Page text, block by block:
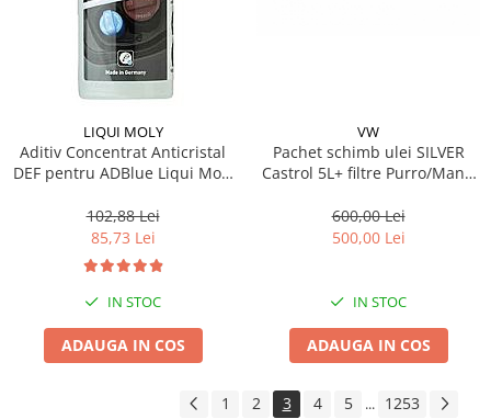
LIQUI MOLY
Aditiv Concentrat Anticristal
DEF pentru ADBlue Liqui Moly
102,88 Lei
85,73 Lei
IN STOC
ADAUGA IN COS
VW
Pachet schimb ulei SILVER
Castrol 5L+ filtre Purro/Mann
SKODA SEAT 1.9TDI, 2.0TDI
600,00 Lei
500,00 Lei
IN STOC
ADAUGA IN COS
1 2 3 4 5 ... 1253